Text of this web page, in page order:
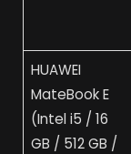
HUAWEI
MateBook E
(Intel i5 / 16
GB / 512 GB /